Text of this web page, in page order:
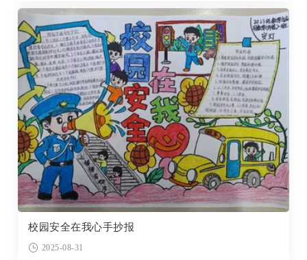
校园安全在我心手抄报
2025-08-31